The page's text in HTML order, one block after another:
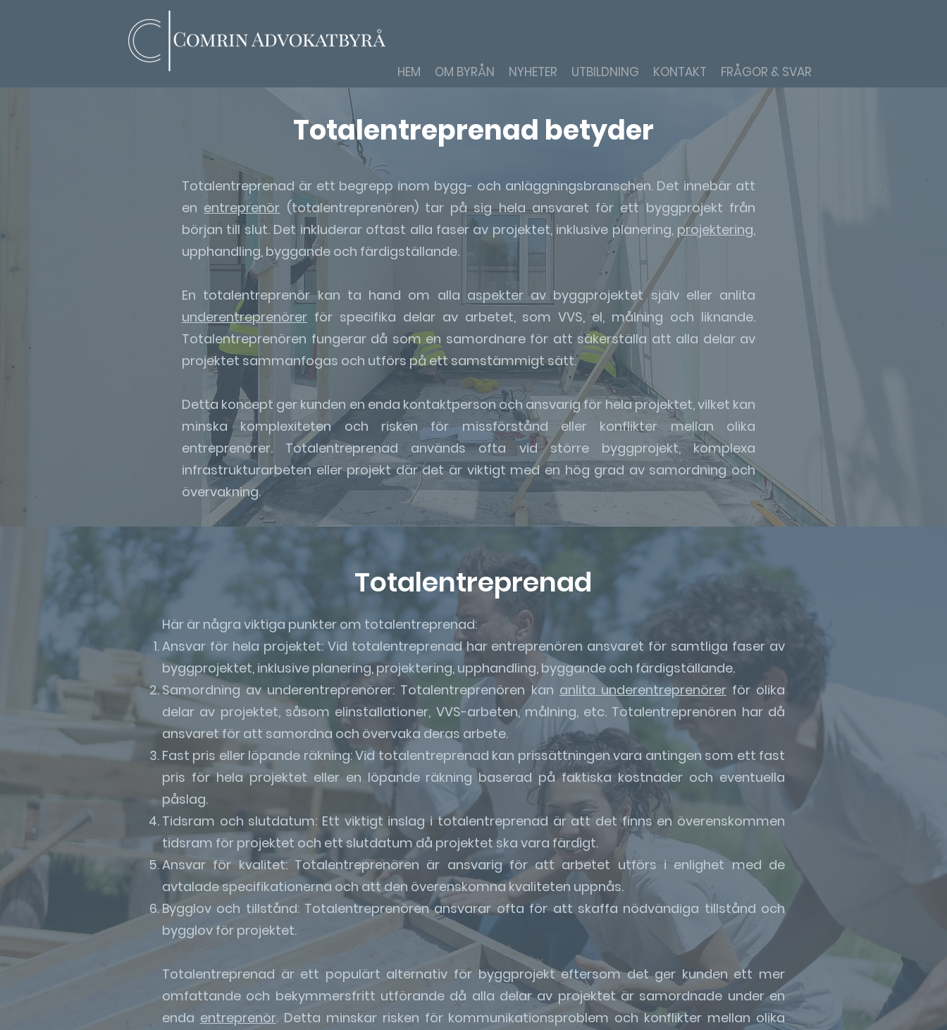
HEM OM BYRÅN NYHETER UTBILDNING KONTAKT FRÅGOR & SVAR
Totalentreprenad betyder
Totalentreprenad är ett begrepp inom bygg- och anläggningsbranschen. Det innebär att
en entreprenör (totalentreprenören) tar på sig hela ansvaret för ett byggprojekt från
början till slut. Det inkluderar oftast alla faser av projektet, inklusive planering, projektering,
upphandling, byggande och färdigställande.
En totalentreprenör kan ta hand om alla aspekter av byggprojektet själv eller anlita
underentreprenörer för specifika delar av arbetet, som VVS, el, målning och liknande.
Totalentreprenören fungerar då som en samordnare för att säkerställa att alla delar av
projektet sammanfogas och utförs på ett samstämmigt sätt.
Detta koncept ger kunden en enda kontaktperson och ansvarig för hela projektet, vilket kan
minska komplexiteten och risken för missförstånd eller konflikter mellan olika
entreprenörer. Totalentreprenad används ofta vid större byggprojekt, komplexa
infrastrukturarbeten eller projekt där det är viktigt med en hög grad av samordning och
övervakning.
Totalentreprenad
Här är några viktiga punkter om totalentreprenad:
Ansvar för hela projektet: Vid totalentreprenad har entreprenören ansvaret för samtliga faser av
byggprojektet, inklusive planering, projektering, upphandling, byggande och färdigställande.
Samordning av underentreprenörer: Totalentreprenören kan anlita underentreprenörerför olika
delar av projektet, såsom elinstallationer, VVS-arbeten, målning, etc. Totalentreprenören har då
ansvaret för att samordna och övervaka deras arbete.
Fast pris eller löpande räkning: Vid totalentreprenad kan prissättningen vara antingen som ett fast
pris för hela projektet eller en löpande räkning baserad på faktiska kostnader och eventuella
påslag.
Tidsram och slutdatum: Ett viktigt inslag i totalentreprenad är att det finns en överenskommen
tidsram för projektet och ett slutdatum då projektet ska vara färdigt.
Ansvar för kvalitet: Totalentreprenören är ansvarig för att arbetet utförs i enlighet med de
avtalade specifikationerna och att den överenskomna kvaliteten uppnås.
Bygglov och tillstånd: Totalentreprenören ansvarar ofta för att skaffa nödvändiga tillstånd och
bygglov för projektet.
Totalentreprenad är ett populärt alternativ för byggprojekt eftersom det ger kunden ett mer
omfattande och bekymmersfritt utförande då alla delar av projektet är samordnade under en
enda entreprenör. Detta minskar risken för kommunikationsproblem och konflikter mellan olika